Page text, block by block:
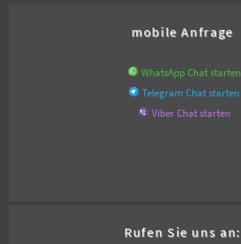
mobile Anfrage
WhatsApp Chat starten
Telegram Chat starten
Viber Chat starten
Rufen Sie uns an: